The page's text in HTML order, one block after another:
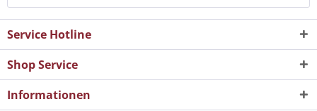
Service Hotline
Shop Service
Informationen